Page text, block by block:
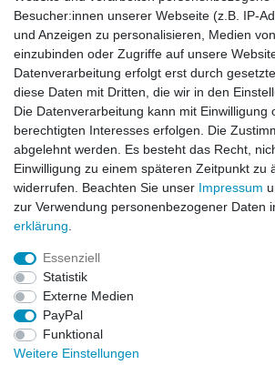
E-mail:
info@laxara.de
E-mail:
info@bluewater-armaturen.de
Öffnungszeiten:
Mo - Fr 10:00 - 12:00 Uhr
Mo - Fr 13:00 - 15:00 Uhr
© Copyright 2026. LAXARA
Besucher:innen unserer Webseite (z.B. IP-
und Anzeigen zu personalisieren, Medien
einzubinden oder Zugriffe auf unsere
Datenverarbeitung erfolgt erst durch
diese Daten mit Dritten, die wir in den
Die Datenverarbeitung kann mit Einwilligung
berechtigten Interesses erfolgen. Die
abgelehnt werden. Es besteht das Recht,
Einwilligung zu einem späteren Zeitpunkt zu
widerrufen. Beachten Sie unser Impressum
zur Verwendung personenbezogener Daten
erklärung
Essenziell
Statistik
Externe Medien
PayPal
Funktional
Weitere Einstellungen